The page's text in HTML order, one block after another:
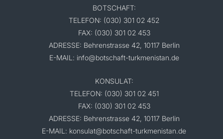
BOTSCHAFT:
TELEFON: (030) 301 02 452
FAX: (030) 301 02 453
ADRESSE: Behrenstrasse 42, 10117 Berlin
E-MAIL: info@botschaft-turkmenistan.de
KONSULAT:
TELEFON: (030) 301 02 451
FAX: (030) 301 02 453
ADRESSE: Behrenstrasse 42, 10117 Berlin
E-MAIL: konsulat@botschaft-turkmenistan.de